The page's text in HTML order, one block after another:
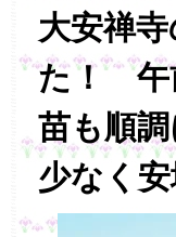
大安禅
た！ 午
苗も順
少なく安